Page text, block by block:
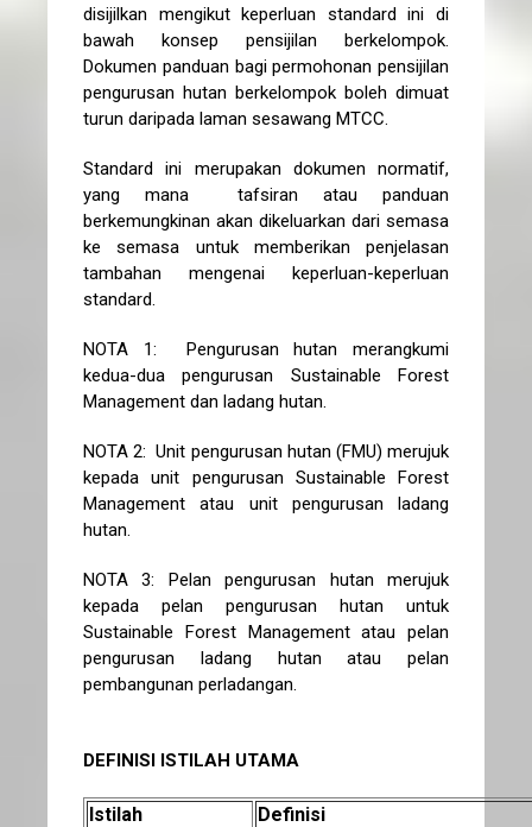
disijilkan mengikut keperluan standard ini di
bawah konsep pensijilan berkelompok.
Dokumen panduan bagi permohonan pensijilan
pengurusan hutan berkelompok boleh dimuat
turun daripada laman sesawang MTCC.
Standard ini merupakan dokumen normatif,
yang mana tafsiran atau panduan
berkemungkinan akan dikeluarkan dari semasa
ke semasa untuk memberikan penjelasan
tambahan mengenai keperluan-keperluan
standard.
NOTA 1: Pengurusan hutan merangkumi
kedua-dua pengurusan Sustainable Forest
Management dan ladang hutan.
NOTA 2: Unit pengurusan hutan (FMU) merujuk
kepada unit pengurusan Sustainable Forest
Management atau unit pengurusan ladang
hutan.
NOTA 3: Pelan pengurusan hutan merujuk
kepada pelan pengurusan hutan untuk
Sustainable Forest Management atau pelan
pengurusan ladang hutan atau pelan
pembangunan perladangan.
DEFINISI ISTILAH UTAMA
Istilah Definisi